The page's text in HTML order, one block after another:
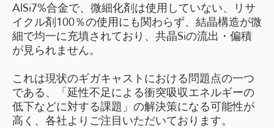
AlSi7%合金で、微細化剤は使用していない、リサ
イクル剤100％の使用にも関わらず、結晶構造が微
細で均一に充填されており、共晶Siの流出・偏積
が見られません。
これは現状のギガキャストにおける問題点の一つ
である、「 延性不足による衝突吸収エネルギーの
低下などに対する課題」の解決策になる可能性が
高く、各社よりご注目いただいております。